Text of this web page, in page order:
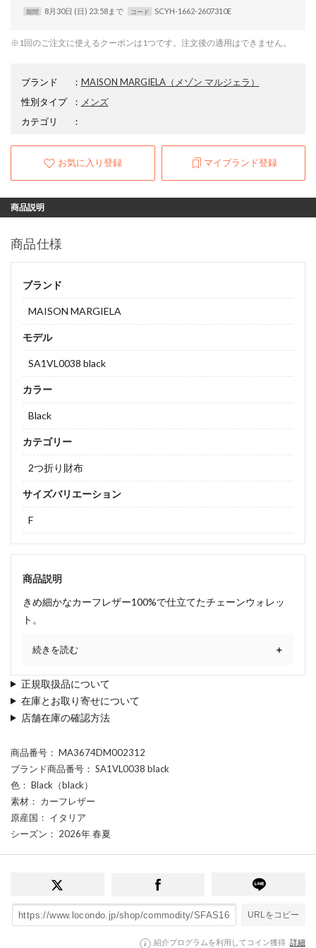
期間 8月30日 (日) 23:58まで コード SCYH-1662-2607310E
※1回のご注文に使えるクーポンは1つです。注文後の適用はできません。
ブランド ： MAISON MARGIELA（メゾン マルジェラ）
性別タイプ
： メンズ
カテゴリ
：
お気に入り登録 マイブランド登録
商品説明
商品仕様
ブランド
MAISON MARGIELA
モデル
SA1VL0038 black
カラー
Black
カテゴリー
2つ折り財布
サイズバリエーション
F
商品説明
きめ細かなカーフレザー100%で仕立てたチェーンウォレッ
ト。
続きを読む
正規取扱品について
在庫とお取り寄せについて
店舗在庫の確認方法
商品番号 ： MA3674DM002312
ブランド商品番号 ： SA1VL0038 black
色 ： Black（black）
素材 ： カーフレザー
原産国 ： イタリア
シーズン ： 2026年 春夏
URLをコピー
紹介プログラムを利用してコイン獲得 詳細